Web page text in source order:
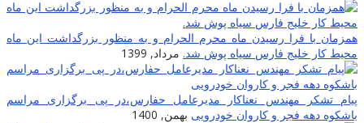
همزمان با فرا رسیدن ماه محرم الحرام و به منظور بزرگداشت این ماه
محیط کار خلیج فارس سیاه پوش شد. مرداد, 1399
پیام تشکر مهندس نعناکار مدیرعامل حفارس،در پی برگزاری مراسم
باشکوه دهه فجر و کاروان خودرویی بهمن, 1400